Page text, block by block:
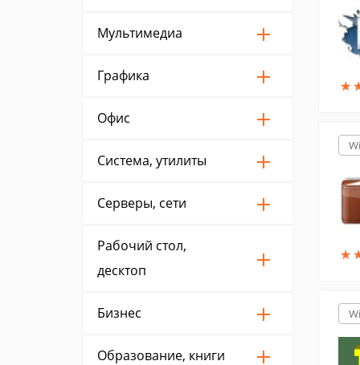
Мультимедиа
Графика
Офис
Система, утилиты
Серверы, сети
Рабочий стол,
десктоп
Бизнес
Образование, книги
★
★
★
★